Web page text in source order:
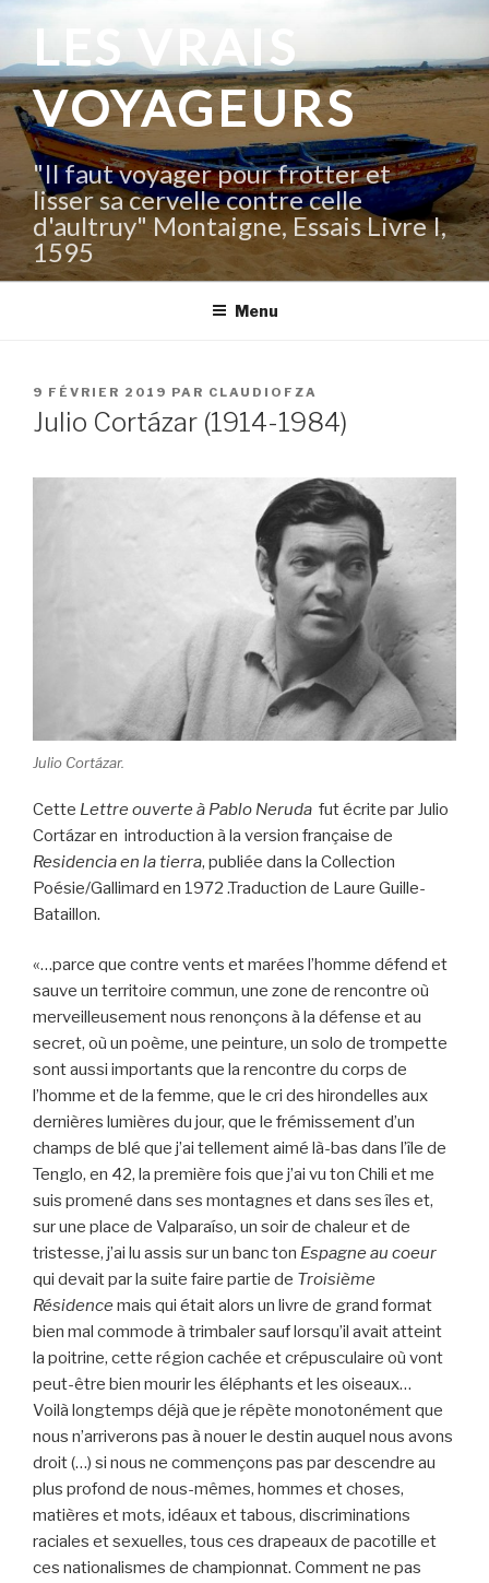
contenu
principal
LES VRAIS
VOYAGEURS
"Il faut voyager pour frotter et
lisser sa cervelle contre celle
d'aultruy" Montaigne, Essais Livre I,
1595
Menu
PUBLIÉ
LE
9 FÉVRIER 2019 PAR CLAUDIOFZA
Julio Cortázar (1914-1984)
Julio Cortázar.
Cette Lettre ouverte à Pablo Neruda fut écrite par Julio
Cortázar en introduction à la version française de
Residencia en la tierra, publiée dans la Collection
Poésie/Gallimard en 1972 .Traduction de Laure Guille-
Bataillon.
«…parce que contre vents et marées l’homme défend et
sauve un territoire commun, une zone de rencontre où
merveilleusement nous renonçons à la défense et au
secret, où un poème, une peinture, un solo de trompette
sont aussi importants que la rencontre du corps de
l’homme et de la femme, que le cri des hirondelles aux
dernières lumières du jour, que le frémissement d’un
champs de blé que j’ai tellement aimé là-bas dans l’île de
Tenglo, en 42, la première fois que j’ai vu ton Chili et me
suis promené dans ses montagnes et dans ses îles et,
sur une place de Valparaíso, un soir de chaleur et de
tristesse, j’ai lu assis sur un banc ton Espagne au coeur
qui devait par la suite faire partie de Troisième
Résidence mais qui était alors un livre de grand format
bien mal commode à trimbaler sauf lorsqu’il avait atteint
la poitrine, cette région cachée et crépusculaire où vont
peut-être bien mourir les éléphants et les oiseaux…
Voilà longtemps déjà que je répète monotonément que
nous n’arriverons pas à nouer le destin auquel nous avons
droit (…) si nous ne commençons pas par descendre au
plus profond de nous-mêmes, hommes et choses,
matières et mots, idéaux et tabous, discriminations
raciales et sexuelles, tous ces drapeaux de pacotille et
ces nationalismes de championnat. Comment ne pas